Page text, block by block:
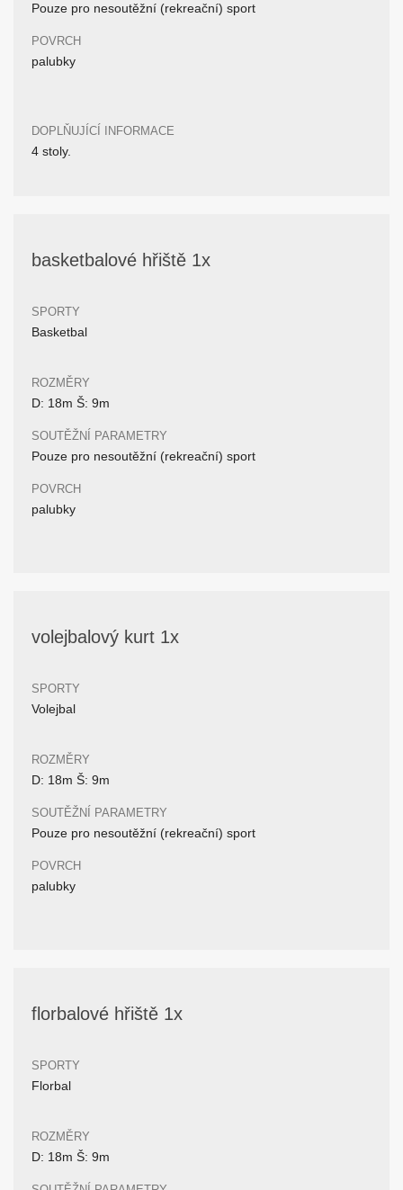
Pouze pro nesoutěžní (rekreační) sport
POVRCH
palubky
DOPLŇUJÍCÍ INFORMACE
4 stoly.
basketbalové hřiště 1x
SPORTY
Basketbal
ROZMĚRY
D: 18m Š: 9m
SOUTĚŽNÍ PARAMETRY
Pouze pro nesoutěžní (rekreační) sport
POVRCH
palubky
volejbalový kurt 1x
SPORTY
Volejbal
ROZMĚRY
D: 18m Š: 9m
SOUTĚŽNÍ PARAMETRY
Pouze pro nesoutěžní (rekreační) sport
POVRCH
palubky
florbalové hřiště 1x
SPORTY
Florbal
ROZMĚRY
D: 18m Š: 9m